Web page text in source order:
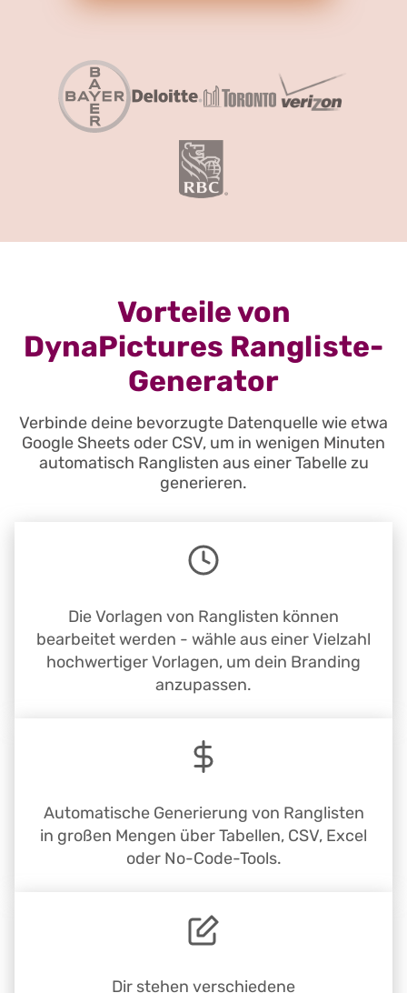
Vorteile von
DynaPictures Rangliste-
Generator
Verbinde deine bevorzugte Datenquelle wie etwa
Google Sheets oder CSV, um in wenigen Minuten
automatisch Ranglisten aus einer Tabelle zu
generieren.
Die Vorlagen von Ranglisten können
bearbeitet werden - wähle aus einer Vielzahl
hochwertiger Vorlagen, um dein Branding
anzupassen.
Automatische Generierung von Ranglisten
in großen Mengen über Tabellen, CSV, Excel
oder No-Code-Tools.
Dir stehen verschiedene